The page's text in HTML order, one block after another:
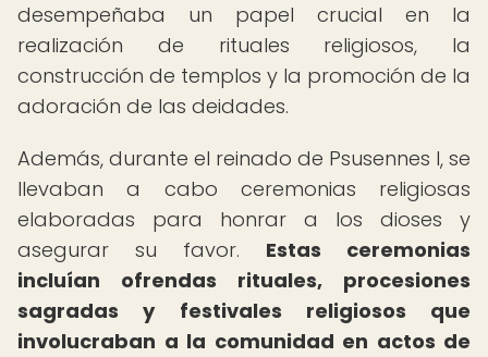
desempeñaba un papel crucial en la
realización de rituales religiosos, la
construcción de templos y la promoción de la
adoración de las deidades.
Además, durante el reinado de Psusennes I, se
llevaban a cabo ceremonias religiosas
elaboradas para honrar a los dioses y
asegurar su favor. Estas ceremonias
incluían ofrendas rituales, procesiones
sagradas y festivales religiosos que
involucraban a la comunidad en actos de